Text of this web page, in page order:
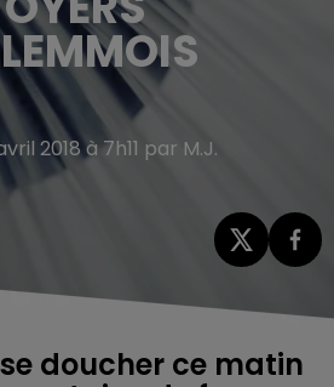
2018 à 7h11 par M.J.
doucher ce matin